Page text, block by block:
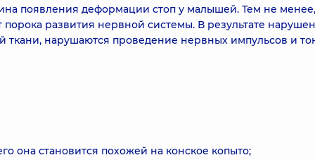
появления деформации стоп у малышей. Тем не менее,
порока развития нервной системы. В результате
ткани, нарушаются проведение нервных импульсов и
она становится похожей на конское копыто;